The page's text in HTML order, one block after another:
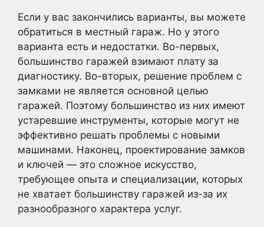
Если у вас закончились варианты, вы можете
обратиться в местный гараж. Но у этого
варианта есть и недостатки. Во-первых,
большинство гаражей взимают плату за
диагностику. Во-вторых, решение проблем с
замками не является основной целью
гаражей. Поэтому большинство из них имеют
устаревшие инструменты, которые могут не
эффективно решать проблемы с новыми
машинами. Наконец, проектирование замков
и ключей — это сложное искусство,
требующее опыта и специализации, которых
не хватает большинству гаражей из-за их
разнообразного характера услуг.